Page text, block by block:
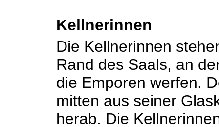
Kellnerinnen
Die Kellnerinnen
Rand des Saals, an
die Emporen werfen.
mitten aus seiner
herab. Die